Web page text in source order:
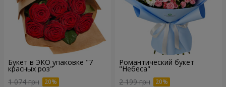
Букет в ЭКО упаковке "7
красных роз"
1 074 грн
Романтический букет
"Небеса"
2 199 грн